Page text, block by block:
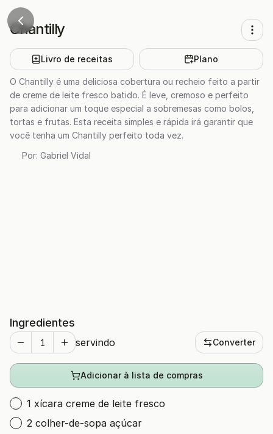
Chantilly
Livro de receitas Plano
O Chantilly é uma deliciosa cobertura ou recheio feito a partir
de creme de leite fresco batido. É leve, cremoso e perfeito
para adicionar um toque especial a sobremesas como bolos,
tortas e frutas. Esta receita simples e rápida irá garantir que
você tenha um Chantilly perfeito toda vez.
Por: Gabriel Vidal
Ingredientes
servindo Converter
Adicionar à lista de compras
1 xícara creme de leite fresco
2 colher-de-sopa açúcar